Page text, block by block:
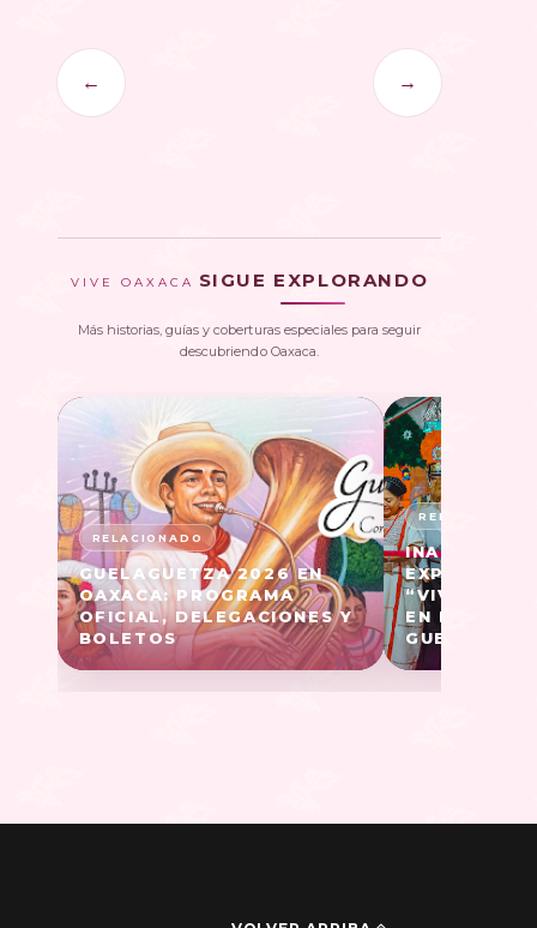
← →
VIVE OAXACA SIGUE EXPLORANDO
Más historias, guías y coberturas especiales para seguir
descubriendo Oaxaca.
GUELAGUETZA 2026 EN
OAXACA: PROGRAMA
OFICIAL, DELEGACIONES Y
BOLETOS
INAUGURAN
“VIVE
EN EL